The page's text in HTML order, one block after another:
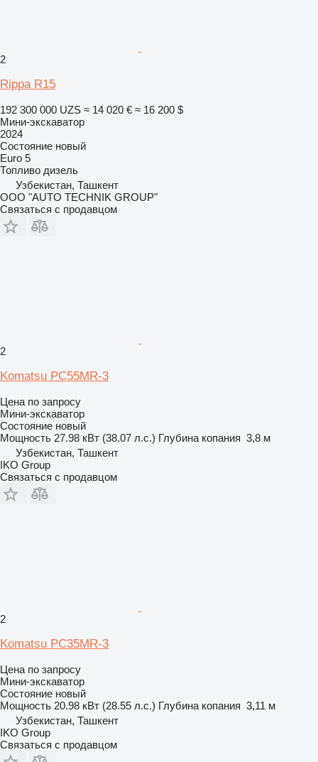
2
Rippa R15
192 300 000 UZS ≈ 14 020 € ≈ 16 200 $
Мини-экскаватор
2024
Состояние новый
Euro 5
Топливо дизель
Узбекистан, Ташкент
OOO "AUTO TECHNIK GROUP"
Связаться с продавцом
2
Komatsu PC55MR-3
Цена по запросу
Мини-экскаватор
Состояние новый
Мощность 27.98 кВт (38.07 л.с.) Глубина копания 3,8 м
Узбекистан, Ташкент
IKO Group
Связаться с продавцом
2
Komatsu PC35MR-3
Цена по запросу
Мини-экскаватор
Состояние новый
Мощность 20.98 кВт (28.55 л.с.) Глубина копания 3,11 м
Узбекистан, Ташкент
IKO Group
Связаться с продавцом